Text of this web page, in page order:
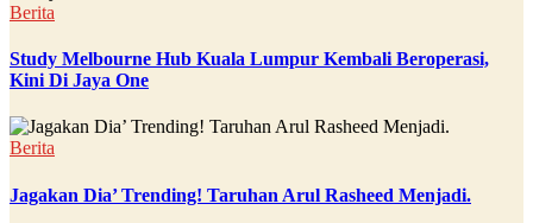
Berita
Study Melbourne Hub Kuala Lumpur Kembali Beroperasi,
Kini Di Jaya One
Berita
Jagakan Dia’ Trending! Taruhan Arul Rasheed Menjadi.